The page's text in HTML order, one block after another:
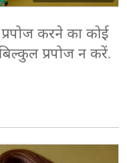
करने का कोई
प्रपोज न करें.